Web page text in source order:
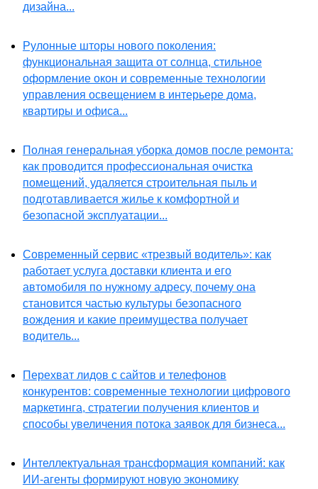
дизайна...
Рулонные шторы нового поколения:
функциональная защита от солнца, стильное
оформление окон и современные технологии
управления освещением в интерьере дома,
квартиры и офиса...
Полная генеральная уборка домов после ремонта:
как проводится профессиональная очистка
помещений, удаляется строительная пыль и
подготавливается жилье к комфортной и
безопасной эксплуатации...
Современный сервис «трезвый водитель»: как
работает услуга доставки клиента и его
автомобиля по нужному адресу, почему она
становится частью культуры безопасного
вождения и какие преимущества получает
водитель...
Перехват лидов с сайтов и телефонов
конкурентов: современные технологии цифрового
маркетинга, стратегии получения клиентов и
способы увеличения потока заявок для бизнеса...
Интеллектуальная трансформация компаний: как
ИИ-агенты формируют новую экономику